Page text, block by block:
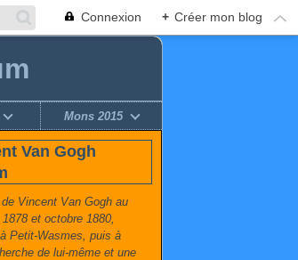
Connexion + Créer mon blog
Mons 2015
Van Gogh
Vincent Van Gogh au
et octobre 1880,
Petit-Wasmes, puis à
de lui-même et une